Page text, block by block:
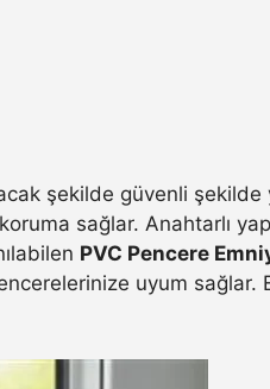
şekilde güvenli şekilde
sağlar. Anahtarlı
PVC Pencere
uyum sağlar.